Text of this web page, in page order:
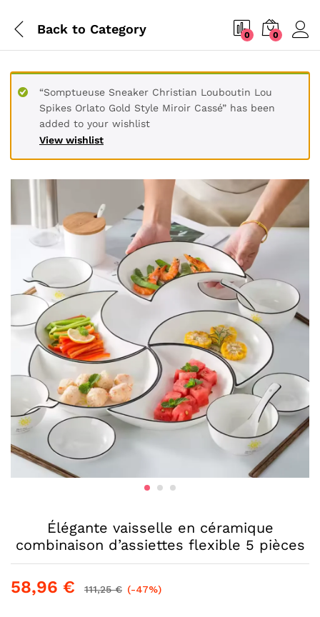
Back to Category 0 0
View wishlist
“Somptueuse Sneaker Christian Louboutin Lou
Spikes Orlato Gold Style Miroir Cassé” has been
added to your wishlist
Élégante vaisselle en céramique
combinaison d’assiettes flexible 5 pièces
58,96 € 111,25€ (-47%)